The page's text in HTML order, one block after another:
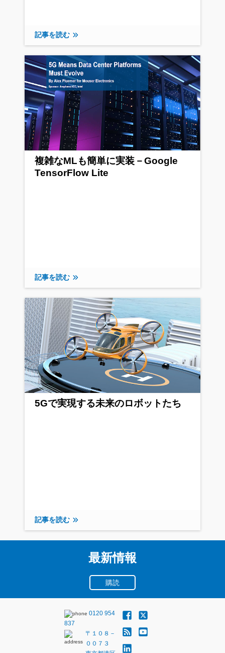
記事を読む
複雑なMLも簡単に実装－Google
TensorFlow Lite
記事を読む
5Gで実現する未来のロボットたち
記事を読む
最新情報
購読
0120 954
837
〒１０８－
００７３